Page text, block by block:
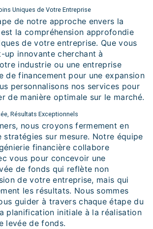
Uniques de Votre Entreprise
de notre approche envers la
la compréhension approfondie
de votre entreprise. Que vous
up innovante cherchant à
industrie ou une entreprise
de financement pour une expansion
personnalisons nos services pour
de manière optimale sur le marché.
Résultats Exceptionnels
nous croyons fermement en
stratégies sur mesure. Notre équipe
financière collabore
vous pour concevoir une
de fonds qui reflète non
de votre entreprise, mais qui
les résultats. Nous sommes
guider à travers chaque étape du
planification initiale à la réalisation
levée de fonds.